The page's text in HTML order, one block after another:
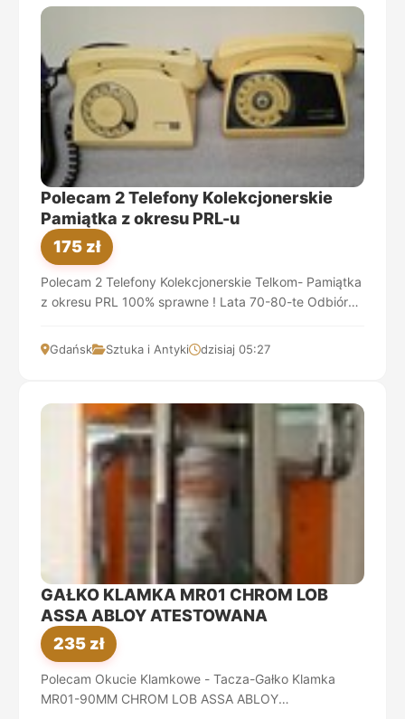
Polecam 2 Telefony Kolekcjonerskie
Pamiątka z okresu PRL-u
175 zł
Polecam 2 Telefony Kolekcjonerskie Telkom- Pamiątka
z okresu PRL 100% sprawne ! Lata 70-80-te Odbiór
Gdańsk Sztuka i Antyki dzisiaj 05:27
GAŁKO KLAMKA MR01 CHROM LOB
ASSA ABLOY ATESTOWANA
235 zł
Polecam Okucie Klamkowe - Tacza-Gałko Klamka
MR01-90MM CHROM LOB ASSA ABLOY